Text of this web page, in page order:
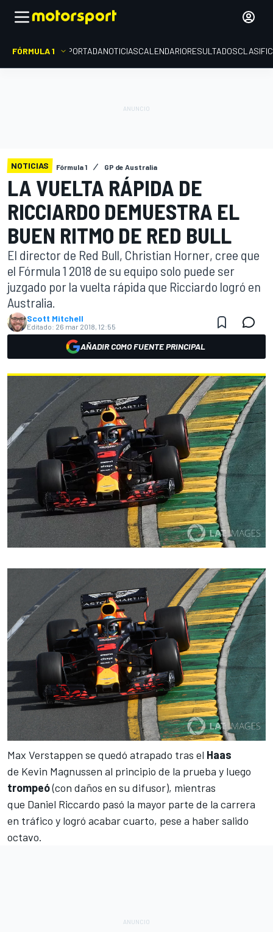
FÓRMULA 1 PORTADANOTICIASCALENDARIORESULTADOS
NOTICIAS Fórmula 1 GP de Australia
LA VUELTA RÁPIDA DE
RICCIARDO DEMUESTRA EL
BUEN RITMO DE RED BULL
El director de Red Bull, Christian Horner, cree que
el Fórmula 1 2018 de su equipo solo puede ser
juzgado por la vuelta rápida que Ricciardo logró en
Australia.
Scott Mitchell
Editado: 26 mar 2018, 12:55
AÑADIR COMO FUENTE PRINCIPAL
Max Verstappen se quedó atrapado tras el Haas
de Kevin Magnussen al principio de la prueba y luego
trompeó(con daños en su difusor), mientras
que Daniel Riccardo pasó la mayor parte de la carrera
en tráfico y logró acabar cuarto, pese a haber salido
octavo.